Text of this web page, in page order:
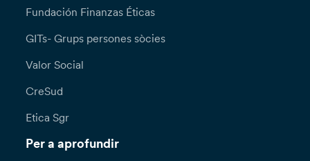
Fundación Finanzas Éticas
GITs- Grups persones sòcies
Valor Social
CreSud
Etica Sgr
Per a aprofundir